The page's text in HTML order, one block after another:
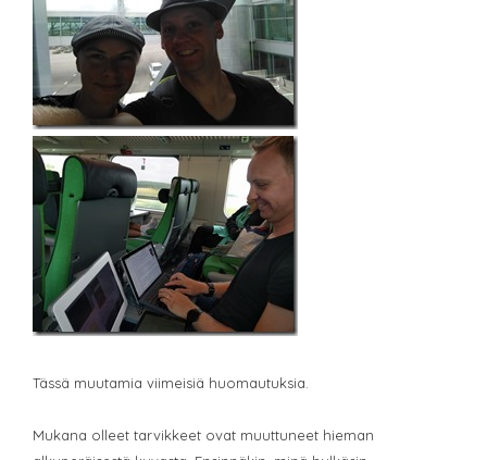
Tässä muutamia viimeisiä huomautuksia.
Mukana olleet tarvikkeet ovat muuttuneet hieman